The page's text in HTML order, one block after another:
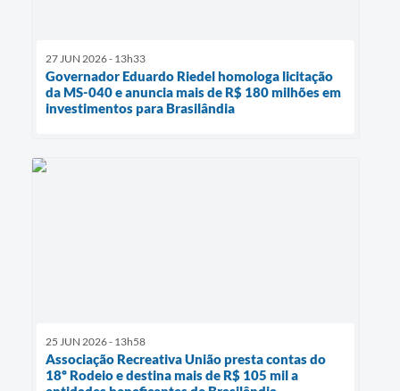
27 JUN 2026 - 13h33
Governador Eduardo Riedel homologa licitação
da MS-040 e anuncia mais de R$ 180 milhões em
investimentos para Brasilândia
25 JUN 2026 - 13h58
Associação Recreativa União presta contas do
18º Rodeio e destina mais de R$ 105 mil a